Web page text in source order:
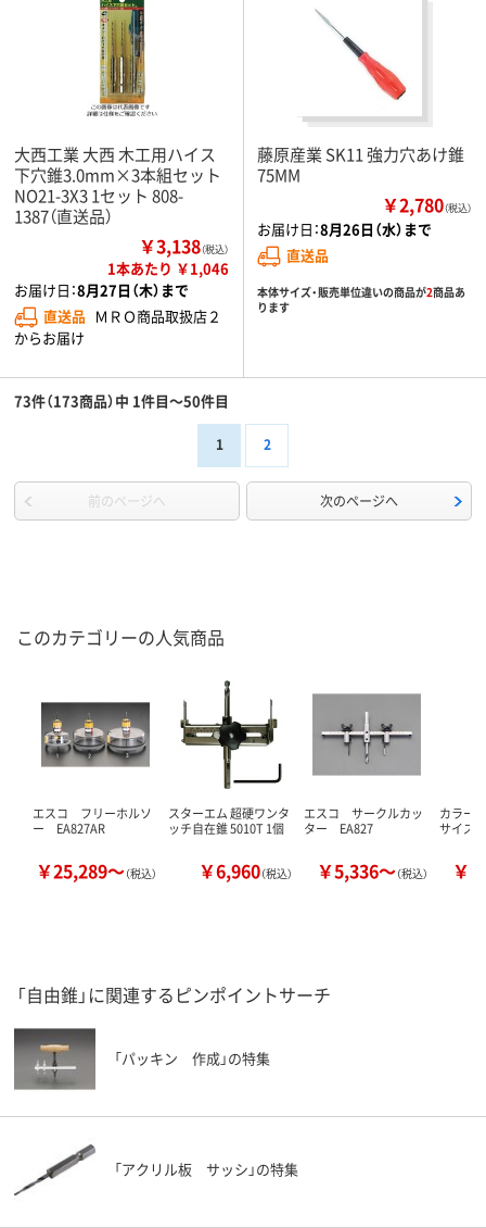
大西工業 大西 木工用ハイス
下穴錐3.0mm×3本組セット
NO21-3X3 1セット 808-
1387（直送品）
￥3,138（税込）
1本あたり ￥1,046
お届け日：8月27日（木）まで
直送品 ＭＲＯ商品取扱店２
からお届け
藤原産業 SK11 強力穴あけ錐
75MM
￥2,780（税込）
お届け日：8月26日（水）まで
直送品
本体サイズ・販売単位違いの商品が2商品あ
ります
73件（173商品）中 1件目～50件目
1 2
前のページへ 次のページへ
このカテゴリーの人気商品
エスコ フリーホルソ
ー EA827AR
￥25,289～（税込）
スターエム 超硬ワンタ
ッチ自在錐 5010T 1個
￥6,960（税込）
エスコ サークルカッ
ター EA827
￥5,336～（税込）
カラー
サイズ3
￥
「自由錐」に関連するピンポイントサーチ
「パッキン 作成」の特集
「アクリル板 サッシ」の特集